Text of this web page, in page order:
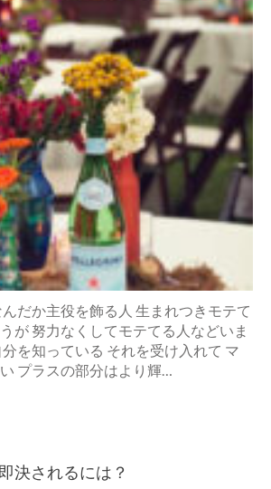
だか主役を飾る人 生まれつきモテて
が 努力なくしてモテてる人などいま
を知っている それを受け入れて マ
プラスの部分はより輝…
決されるには？